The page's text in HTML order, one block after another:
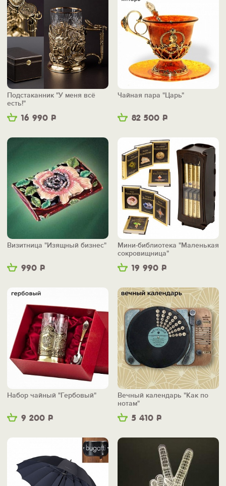
16 990 Р
Подстаканник "У меня всё
есть!"
82 500 Р
Чайная пара "Царь"
990 Р
Визитница "Изящный бизнес"
19 990 Р
Мини-библиотека "Маленькая
сокровищница"
9 200 Р
Набор чайный "Гербовый"
5 410 Р
Вечный календарь "Как по
нотам"